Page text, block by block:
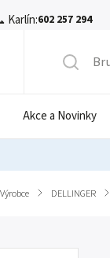
Karlín:602 257 294
Akce a Novinky
/ DELLINGER /